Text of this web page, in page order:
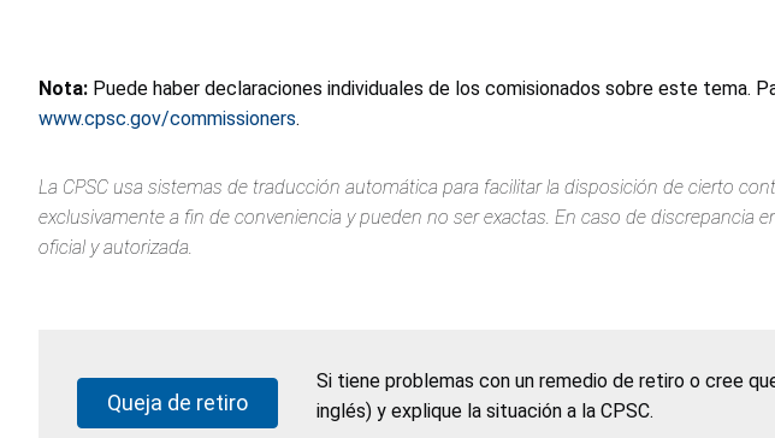
Nota: Puede haber declaraciones individuales de los comisionados sobre este tema.
www.cpsc.gov/commissioners.
La CPSC usa sistemas de traducción automática para facilitar la disposición de cierto
exclusivamente a fin de conveniencia y pueden no ser exactas. En caso de discrepancia
oficial y autorizada.
Queja de retiro
Si tiene problemas con un remedio de retiro o cree
inglés) y explique la situación a la CPSC.